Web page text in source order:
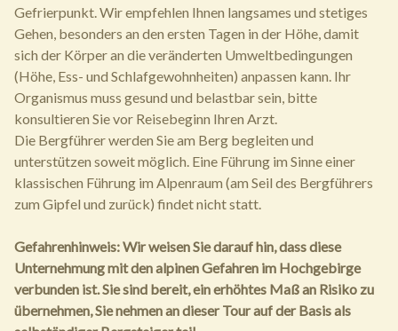
Gefrierpunkt. Wir empfehlen Ihnen langsames und stetiges
Gehen, besonders an den ersten Tagen in der Höhe, damit
sich der Körper an die veränderten Umweltbedingungen
(Höhe, Ess- und Schlafgewohnheiten) anpassen kann. Ihr
Organismus muss gesund und belastbar sein, bitte
konsultieren Sie vor Reisebeginn Ihren Arzt.
Die Bergführer werden Sie am Berg begleiten und
unterstützen soweit möglich. Eine Führung im Sinne einer
klassischen Führung im Alpenraum (am Seil des Bergführers
zum Gipfel und zurück) findet nicht statt.
Gefahrenhinweis: Wir weisen Sie darauf hin, dass diese
Unternehmung mit den alpinen Gefahren im Hochgebirge
verbunden ist. Sie sind bereit, ein erhöhtes Maß an Risiko zu
übernehmen, Sie nehmen an dieser Tour auf der Basis als